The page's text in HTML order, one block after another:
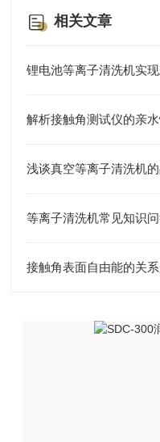
相关文章
锂电池等离子清洗机实
解析接触角测试仪的亲
浅谈真空等离子清洗机
等离子清洗机常见知识
接触角表面自由能的关